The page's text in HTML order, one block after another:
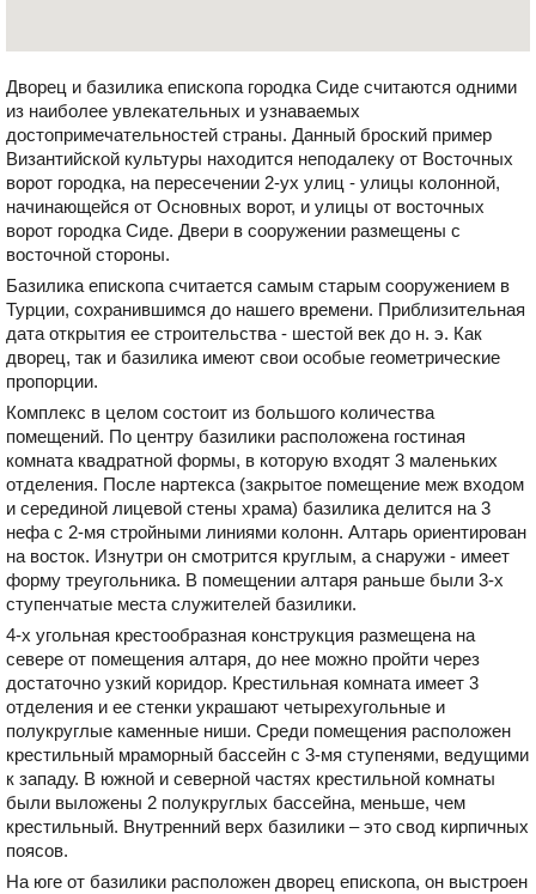
Дворец и базилика епископа городка Сиде считаются одними
из наиболее увлекательных и узнаваемых
достопримечательностей страны. Данный броский пример
Византийской культуры находится неподалеку от Восточных
ворот городка, на пересечении 2-ух улиц - улицы колонной,
начинающейся от Основных ворот, и улицы от восточных
ворот городка Сиде. Двери в сооружении размещены с
восточной стороны.
Базилика епископа считается самым старым сооружением в
Турции, сохранившимся до нашего времени. Приблизительная
дата открытия ее строительства - шестой век до н. э. Как
дворец, так и базилика имеют свои особые геометрические
пропорции.
Комплекс в целом состоит из большого количества
помещений. По центру базилики расположена гостиная
комната квадратной формы, в которую входят 3 маленьких
отделения. После нартекса (закрытое помещение меж входом
и серединой лицевой стены храма) базилика делится на 3
нефа с 2-мя стройными линиями колонн. Алтарь ориентирован
на восток. Изнутри он смотрится круглым, а снаружи - имеет
форму треугольника. В помещении алтаря раньше были 3-х
ступенчатые места служителей базилики.
4-х угольная крестообразная конструкция размещена на
севере от помещения алтаря, до нее можно пройти через
достаточно узкий коридор. Крестильная комната имеет 3
отделения и ее стенки украшают четырехугольные и
полукруглые каменные ниши. Среди помещения расположен
крестильный мраморный бассейн с 3-мя ступенями, ведущими
к западу. В южной и северной частях крестильной комнаты
были выложены 2 полукруглых бассейна, меньше, чем
крестильный. Внутренний верх базилики – это свод кирпичных
поясов.
На юге от базилики расположен дворец епископа, он выстроен